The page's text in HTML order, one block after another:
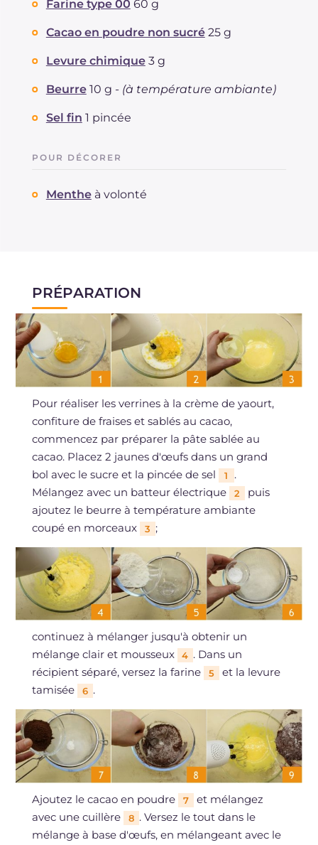
Farine type 00 60 g
Cacao en poudre non sucré 25 g
Levure chimique 3 g
Beurre 10 g - (à température ambiante)
Sel fin 1 pincée
POUR DÉCORER
Menthe à volonté
PRÉPARATION
Pour réaliser les verrines à la crème de yaourt,
confiture de fraises et sablés au cacao,
commencez par préparer la pâte sablée au
cacao. Placez 2 jaunes d'œufs dans un grand
bol avec le sucre et la pincée de sel
1
.
Mélangez avec un batteur électrique
2
puis
ajoutez le beurre à température ambiante
coupé en morceaux
3 ;
continuez à mélanger jusqu'à obtenir un
mélange clair et mousseux
4 . Dans un
récipient séparé, versez la farine
5
et la levure
tamisée
6 .
Ajoutez le cacao en poudre 7
et mélangez
avec une cuillère
8 . Versez le tout dans le
mélange à base d'œufs, en mélangeant avec le